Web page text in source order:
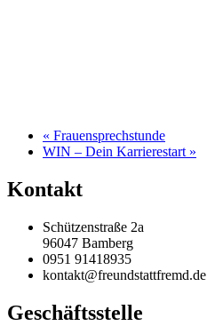
« Frauensprechstunde
WIN – Dein Karrierestart »
Kontakt
Schützenstraße 2a
96047 Bamberg
0951 91418935
kontakt@freundstattfremd.de
Geschäftsstelle